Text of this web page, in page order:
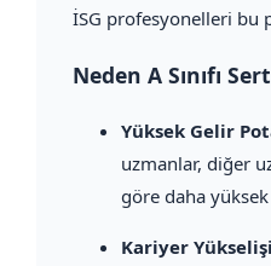
İSG profesyonelleri bu
Neden A Sınıfı
Yüksek Gelir
uzmanlar, diğer
göre daha yüksek
Kariyer Yükselişi